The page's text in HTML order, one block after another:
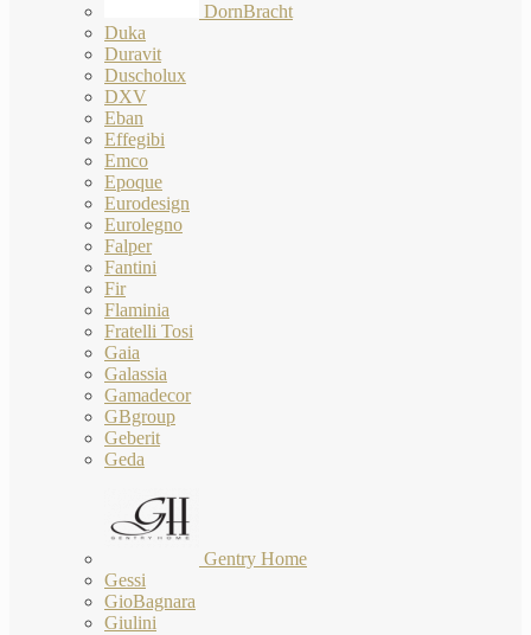
DornBracht
Duka
Duravit
Duscholux
DXV
Eban
Effegibi
Emco
Epoque
Eurodesign
Eurolegno
Falper
Fantini
Fir
Flaminia
Fratelli Tosi
Gaia
Galassia
Gamadecor
GBgroup
Geberit
Geda
Gentry Home
Gessi
GioBagnara
Giulini